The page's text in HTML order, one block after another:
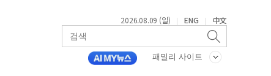
2026.08.09 (일) | ENG | 中文
패밀리 사이트